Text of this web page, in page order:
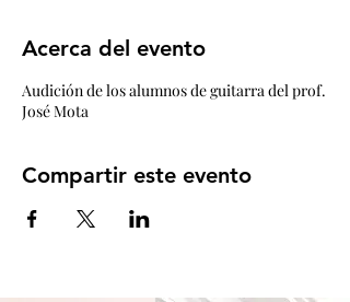
Acerca del evento
Audición de los alumnos de guitarra del prof.
José Mota
Compartir este evento